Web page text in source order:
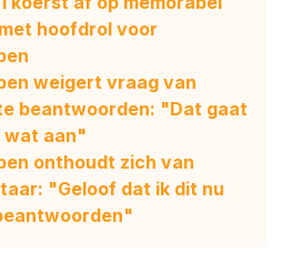
hoofdrol voor
weigert vraag van
beantwoorden: "Dat gaat
wat aan"
onthoudt zich van
"Geloof dat ik dit nu